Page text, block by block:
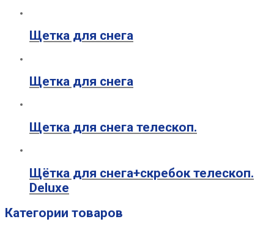
Щетка для снега
Щетка для снега
Щетка для снега телескоп.
Щётка для снега+скребок телескоп.
Deluxe
Категории товаров